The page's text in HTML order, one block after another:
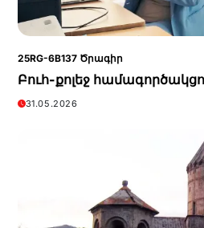
25RG-6B137 Ծրագիր
Բուհ-քոլեջ
31.05.2026